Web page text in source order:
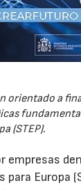
orientado a
(STEP).
empresas
Europa